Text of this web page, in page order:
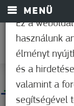
MENÜ
Ez a
használunk
élményt
és a
valamint a
segítségével